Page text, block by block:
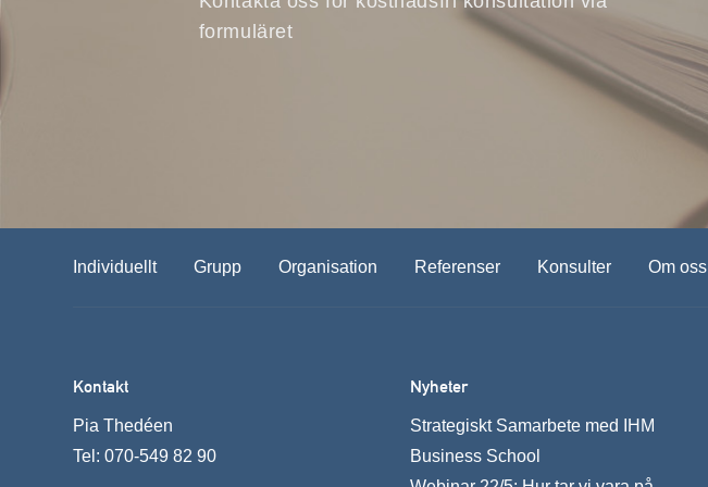
formuläret
Individuellt Grupp Organisation Referenser Konsulter Om oss
Kontakt
Pia Thedéen
Tel: 070-549 82 90
Nyheter
Strategiskt Samarbete med IHM
Business School